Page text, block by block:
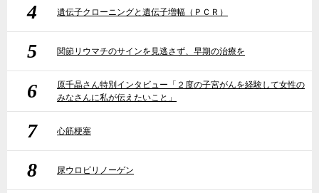
4 遺伝子クローニングと遺伝子増幅（ＰＣＲ）
5 関節リウマチのサインを見逃さず、早期の治療を
6
原千晶さん特別インタビュー「２度の子宮がんを経験して女性の
みなさんに私が伝えたいこと」
7 心筋梗塞
8 尿ウロビリノーゲン